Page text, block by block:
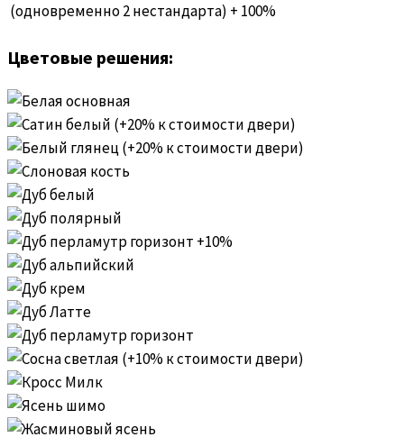
(одновременно 2 нестандарта) + 100%
Цветовые решения: